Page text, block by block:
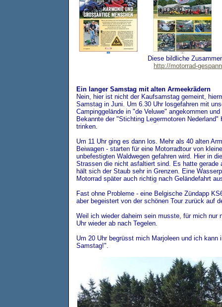
Diese bildliche
http://motorrad-
Ein langer Samstag mit alten Armeekrädern
Nein, hier ist nicht der Kaufsamstag gemeint,
Samstag in Juni. Um 6.30 Uhr losgefahren mit
Campinggelände in "de Veluwe" angekommen
Bekannte der "Stichting Legermotoren
trinken.
Um 11 Uhr ging es dann los. Mehr als 40 alten
Beiwagen - starten für eine Motorradtour von
unbefestigten Waldwegen gefahren wird. Hier in
Strassen die nicht asfaltiert sind. Es hatte gerade
hält sich der Staub sehr in Grenzen. Eine
Motorrad später auch richtig nach Geländefahrt
Fast ohne Probleme - eine Belgische Zündapp
aber begeistert von der schönen Tour zurück auf
Weil ich wieder daheim sein musste, für mich nur
Uhr wieder ab nach Tegelen.
Um 20 Uhr begrüsst mich Marjoleen und ich kann
Samstag!".